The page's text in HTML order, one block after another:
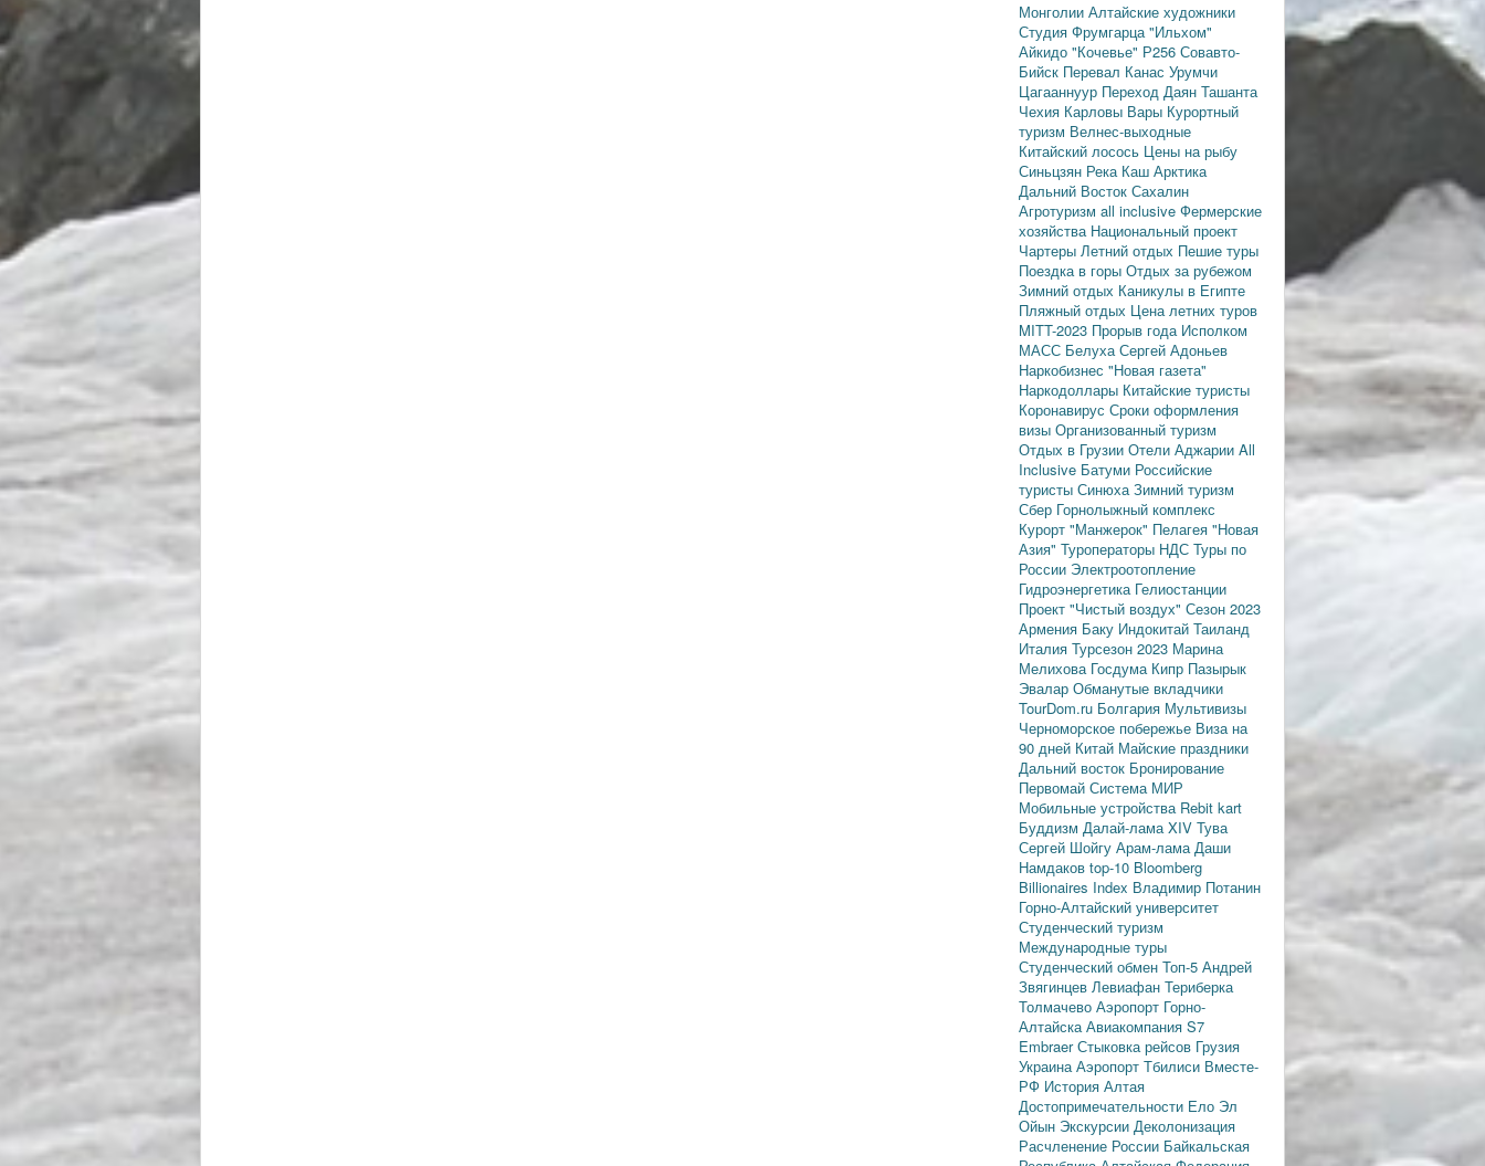
Монголии Алтайские художники
Студия Фрумгарца"Ильхом"
Айкидо "Кочевье" Р256 Совавто-
Бийск Перевал Канас Урумчи
Цагааннуур Переход Даян Ташанта
Чехия Карловы Вары Курортный
туризм Велнес-выходные
Китайский лосось Цены на рыбу
Синьцзян Река Каш Арктика
Дальний Восток Сахалин
Агротуризм all inclusive Фермерские
хозяйства Национальный проект
Чартеры Летний отдых Пешие туры
Поездка в горы Отдых за рубежом
Зимний отдых Каникулы в Египте
Пляжный отдых Цена летних туров
MITT-2023 Прорыв года Исполком
МАСС БелухаСергей Адоньев
Наркобизнес "Новая газета"
Наркодоллары Китайские туристы
Коронавирус Сроки оформления
визы Организованный туризм
Отдых в Грузии Отели Аджарии All
Inclusive Батуми Российские
туристы СинюхаЗимний туризм
Сбер Горнолыжный комплекс
Курорт "Манжерок" Пелагея "Новая
Азия" Туроператоры НДС Туры по
России Электроотопление
Гидроэнергетика Гелиостанции
Проект "Чистый воздух" Сезон 2023
Армения Баку Индокитай Таиланд
Италия Турсезон 2023 Марина
Мелихова Госдума Кипр Пазырык
Эвалар Обманутые вкладчики
TourDom.ru Болгария Мультивизы
Черноморское побережье Виза на
90 дней Китай Майские праздники
Дальний восток Бронирование
Первомай Система МИР
Мобильные устройства Rebit kart
Буддизм Далай-лама XIV Тува
Сергей Шойгу Арам-ламаДаши
Намдаков top-10 Bloomberg
Billionaires Index Владимир Потанин
Горно-Алтайский университет
Студенческий туризм
Международные туры
Студенческий обмен Топ-5 Андрей
Звягинцев Левиафан Териберка
Толмачево Аэропорт Горно-
АлтайскаАвиакомпания S7
EmbraerСтыковка рейсов Грузия
УкраинаАэропорт Тбилиси Вместе-
РФ История Алтая
Достопримечательности Ело Эл
Ойын Экскурсии Деколонизация
Расчленение России Байкальская